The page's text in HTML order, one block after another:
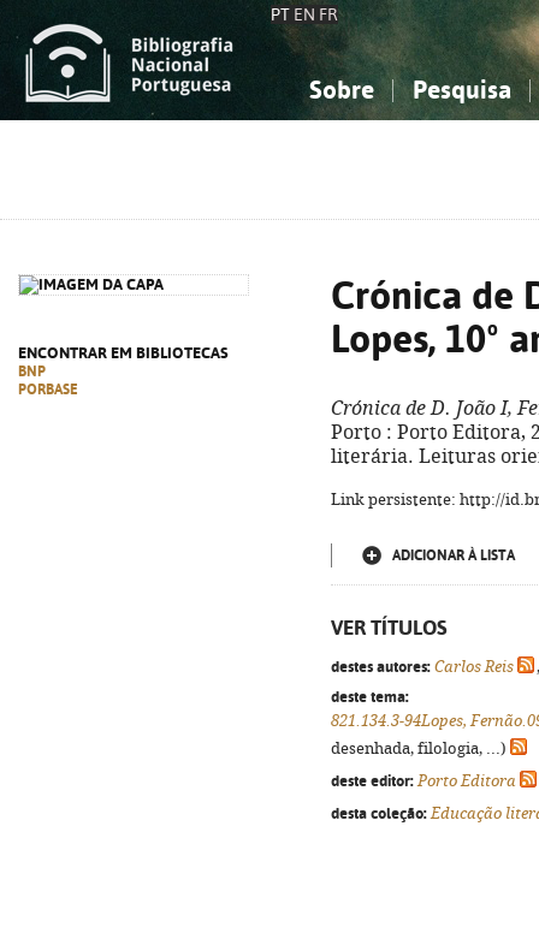
PT EN FR
Sobre Pesquisa
ENCONTRAR EM BIBLIOTECAS
BNP
PORBASE
Crónica de
Lopes, 10º
Crónica de D. João I,
Porto : Porto Editora,
literária. Leituras
Link persistente: http://
ADICIONAR À LISTA
VER TÍTULOS
destes autores: Carlos Reis
deste tema:
821.134.3-94Lopes,
desenhada, filologia, ...)
deste editor: Porto Editora
desta coleção: Educação